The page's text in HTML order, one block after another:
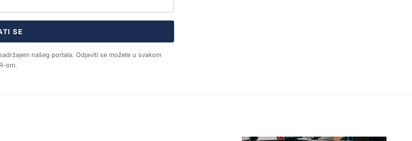
SE
našeg portala. Odjaviti se možete u svakom
om.